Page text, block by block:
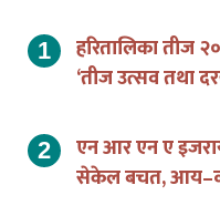
हरितालिका तीज
‘तीज उत्सव तथा
एन आर एन ए
सेकेल बचत,